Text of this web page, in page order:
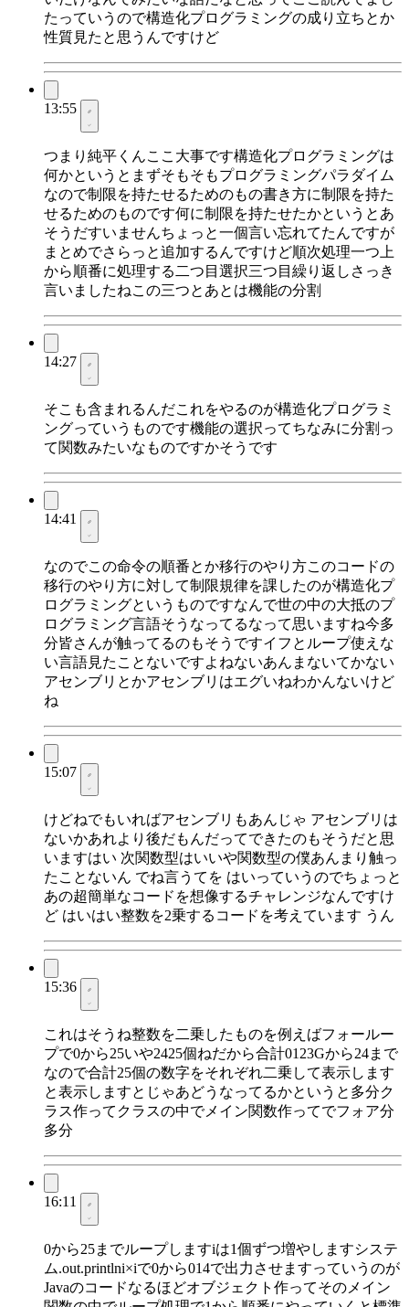
たっていうので構造化プログラミングの成り立ちとか
性質見たと思うんですけど
13:55
つまり純平くんここ大事です構造化プログラミングは
何かというとまずそもそもプログラミングパラダイム
なので制限を持たせるためのもの書き方に制限を持た
せるためのものです何に制限を持たせたかというとあ
そうだすいませんちょっと一個言い忘れてたんですが
まとめでさらっと追加するんですけど順次処理一つ上
から順番に処理する二つ目選択三つ目繰り返しさっき
言いましたねこの三つとあとは機能の分割
14:27
そこも含まれるんだこれをやるのが構造化プログラミ
ングっていうものです機能の選択ってちなみに分割っ
て関数みたいなものですかそうです
14:41
なのでこの命令の順番とか移行のやり方このコードの
移行のやり方に対して制限規律を課したのが構造化プ
ログラミングというものですなんで世の中の大抵のプ
ログラミング言語そうなってるなって思いますね今多
分皆さんが触ってるのもそうですイフとループ使えな
い言語見たことないですよねないあんまないてかない
アセンブリとかアセンブリはエグいねわかんないけど
ね
15:07
けどねでもいればアセンブリもあんじゃ アセンブリは
ないかあれより後だもんだってできたのもそうだと思
いますはい 次関数型はいいや関数型の僕あんまり触っ
たことないん でね言うてを はいっていうのでちょっと
あの超簡単なコードを想像するチャレンジなんですけ
ど はいはい整数を2乗するコードを考えています うん
15:36
これはそうね整数を二乗したものを例えばフォールー
プで0から25いや2425個ねだから合計0123Gから24まで
なので合計25個の数字をそれぞれ二乗して表示します
と表示しますとじゃあどうなってるかというと多分ク
ラス作ってクラスの中でメイン関数作ってでフォア分
多分
16:11
0から25までループしますiは1個ずつ増やしますシステ
ム.out.printlni×iで0から014で出力させますっていうのが
Javaのコードなるほどオブジェクト作ってそのメイン